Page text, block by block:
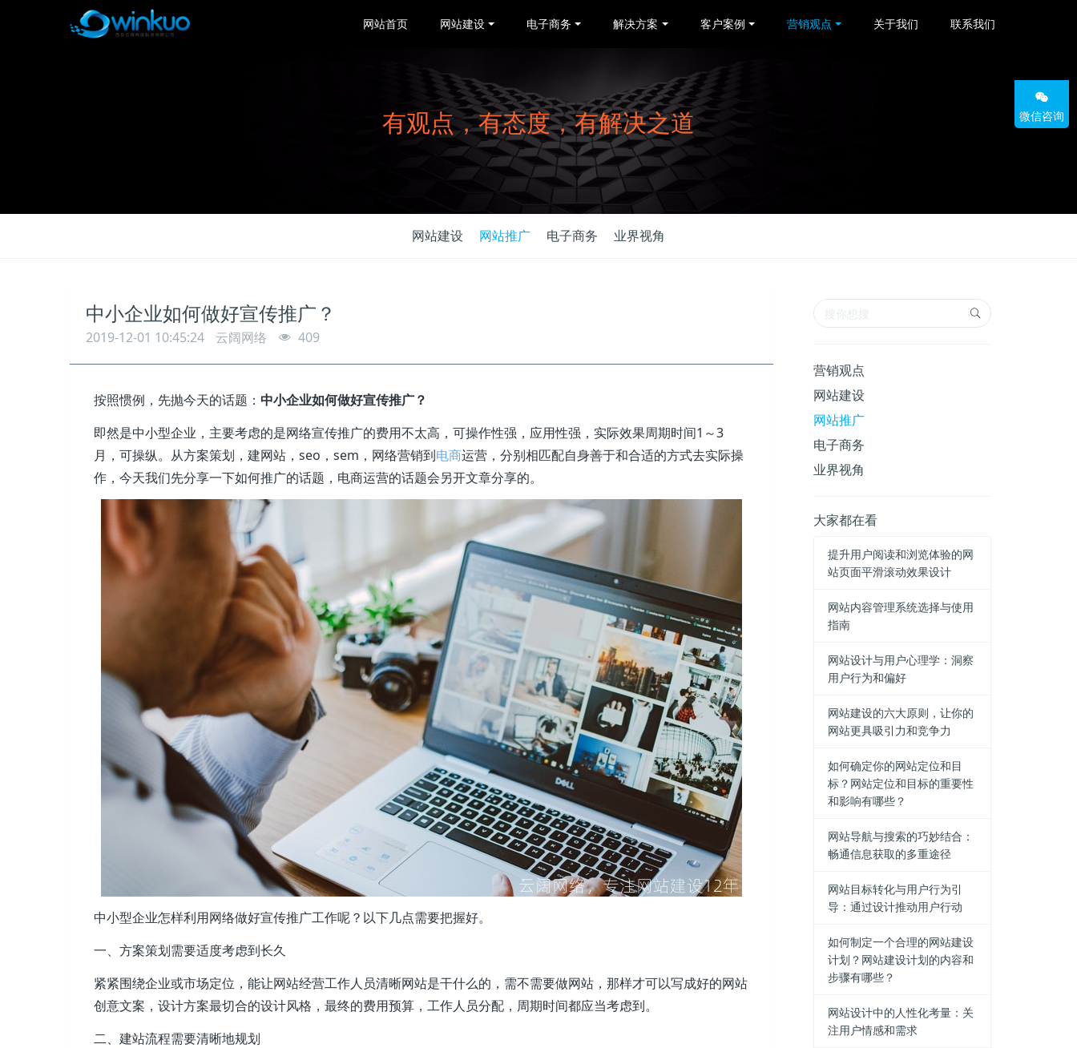
网站首页 网站建设 电子商务 解决方案 客户案例 营销观点 关于我们 联系我们
有观点，有态度，有解决之道
网站建设 网站推广 电子商务 业界视角
中小企业如何做好宣传推广？
2019-12-01 10:45:24 云阔网络 409
按照惯例，先抛今天的话题： 中小企业如何做好宣传推广？
即然是中小型企业，主要考虑的是网络宣传推广的费用不太高，可操作性强，应用性强，实际效果周期时间1～3
月，可操纵。从方案策划，建网站，seo，sem，网络营销到电商运营，分别相匹配自身善于和合适的方式去实际操
作，今天我们先分享一下如何推广的话题，电商运营的话题会另开文章分享的。
中小型企业怎样利用网络做好宣传推广工作呢？以下几点需要把握好。
一、方案策划需要适度考虑到长久
紧紧围绕企业或市场定位，能让网站经营工作人员清晰网站是干什么的，需不需要做网站，那样才可以写成好的网站
创意文案，设计方案最切合的设计风格，最终的费用预算，工作人员分配，周期时间都应当考虑到。
二、建站流程需要清晰地规划
营销观点
网站建设
网站推广
电子商务
业界视角
大家都在看
提升用户阅读和浏览体验的网
站页面平滑滚动效果设计
网站内容管理系统选择与使用
指南
网站设计与用户心理学：洞察
用户行为和偏好
网站建设的六大原则，让你的
网站更具吸引力和竞争力
如何确定你的网站定位和目
标？网站定位和目标的重要性
和影响有哪些？
网站导航与搜索的巧妙结合：
畅通信息获取的多重途径
网站目标转化与用户行为引
导：通过设计推动用户行动
如何制定一个合理的网站建设
计划？网站建设计划的内容和
步骤有哪些？
网站设计中的人性化考量：关
注用户情感和需求
微信咨询